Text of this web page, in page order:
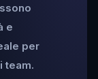
e
per
team.